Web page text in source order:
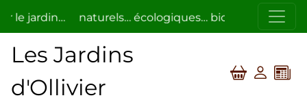
le jardin… naturels… écologiques… bio…
Les Jardins
d'Ollivier